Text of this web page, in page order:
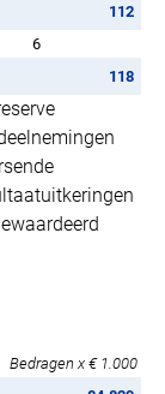
112
6
118
Bedragen x € 1.000